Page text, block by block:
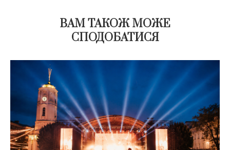
ВАМ ТАКОЖ МОЖЕ
СПОДОБАТИСЯ